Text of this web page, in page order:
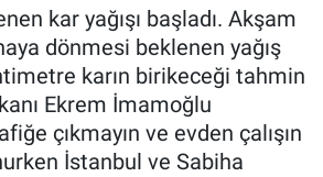
kar yağışı başladı. Akşam
dönmesi beklenen yağış
karın birikeceği tahmin
Ekrem İmamoğlu
çıkmayın ve evden çalışın
İstanbul ve Sabiha